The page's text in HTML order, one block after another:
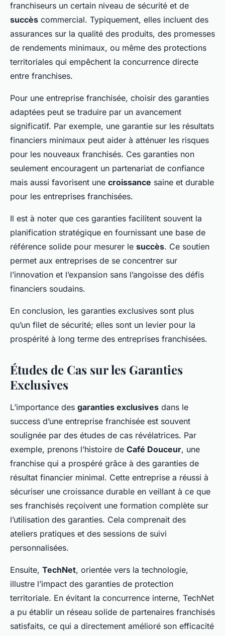
franchiseurs un certain niveau de sécurité et de
succès commercial. Typiquement, elles incluent des
assurances sur la qualité des produits, des promesses
de rendements minimaux, ou même des protections
territoriales qui empêchent la concurrence directe
entre franchises.
Pour une entreprise franchisée, choisir des garanties
adaptées peut se traduire par un avancement
significatif. Par exemple, une garantie sur les résultats
financiers minimaux peut aider à atténuer les risques
pour les nouveaux franchisés. Ces garanties non
seulement encouragent un partenariat de confiance
mais aussi favorisent une croissance saine et durable
pour les entreprises franchisées.
Il est à noter que ces garanties facilitent souvent la
planification stratégique en fournissant une base de
référence solide pour mesurer le succès. Ce soutien
permet aux entreprises de se concentrer sur
l’innovation et l’expansion sans l’angoisse des défis
financiers soudains.
En conclusion, les garanties exclusives sont plus
qu’un filet de sécurité; elles sont un levier pour la
prospérité à long terme des entreprises franchisées.
Études de Cas sur les Garanties
Exclusives
L’importance des garanties exclusives dans le
success d’une entreprise franchisée est souvent
soulignée par des études de cas révélatrices. Par
exemple, prenons l’histoire de Café Douceur, une
franchise qui a prospéré grâce à des garanties de
résultat financier minimal. Cette entreprise a réussi à
sécuriser une croissance durable en veillant à ce que
ses franchisés reçoivent une formation complète sur
l’utilisation des garanties. Cela comprenait des
ateliers pratiques et des sessions de suivi
personnalisées.
Ensuite, TechNet, orientée vers la technologie,
illustre l’impact des garanties de protection
territoriale. En évitant la concurrence interne, TechNet
a pu établir un réseau solide de partenaires franchisés
satisfaits, ce qui a directement amélioré son efficacité